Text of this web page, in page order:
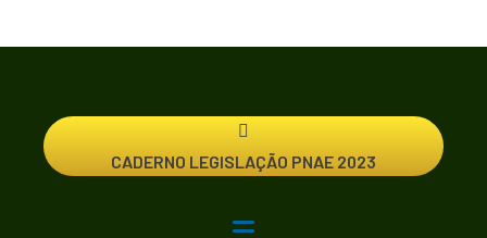
CADERNO LEGISLAÇÃO PNAE 2023